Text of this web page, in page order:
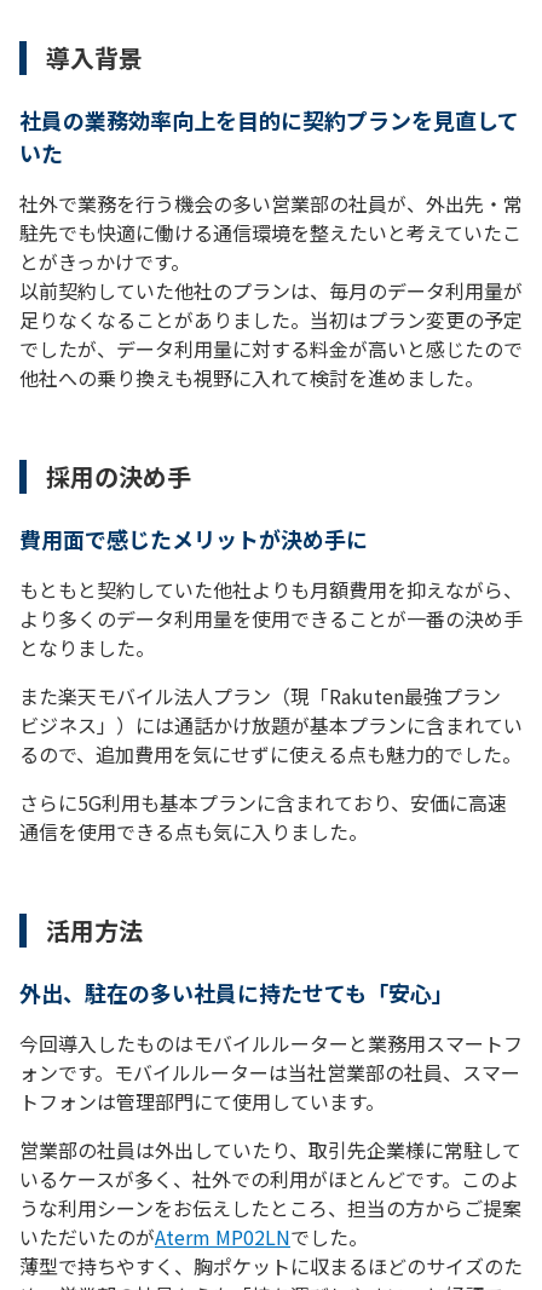
導入背景
社員の業務効率向上を目的に契約プランを見直して
いた
社外で業務を行う機会の多い営業部の社員が、外出先・常
駐先でも快適に働ける通信環境を整えたいと考えていたこ
とがきっかけです。
以前契約していた他社のプランは、毎月のデータ利用量が
足りなくなることがありました。当初はプラン変更の予定
でしたが、データ利用量に対する料金が高いと感じたので
他社への乗り換えも視野に入れて検討を進めました。
採用の決め手
費用面で感じたメリットが決め手に
もともと契約していた他社よりも月額費用を抑えながら、
より多くのデータ利用量を使用できることが一番の決め手
となりました。
また楽天モバイル法人プラン（現「Rakuten最強プラン
ビジネス」）には通話かけ放題が基本プランに含まれてい
るので、追加費用を気にせずに使える点も魅力的でした。
さらに5G利用も基本プランに含まれており、安価に高速
通信を使用できる点も気に入りました。
活用方法
外出、駐在の多い社員に持たせても「安心」
今回導入したものはモバイルルーターと業務用スマートフ
ォンです。モバイルルーターは当社営業部の社員、スマー
トフォンは管理部門にて使用しています。
営業部の社員は外出していたり、取引先企業様に常駐して
いるケースが多く、社外での利用がほとんどです。このよ
うな利用シーンをお伝えしたところ、担当の方からご提案
いただいたのがAterm MP02LNでした。
薄型で持ちやすく、胸ポケットに収まるほどのサイズのた